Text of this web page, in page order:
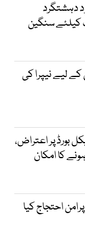
دہشتگرد
کیلئے سنگین
کے لیے نیپرا کی
بورڈ پر اعتراض،
کا امکان
احتجاج کیا